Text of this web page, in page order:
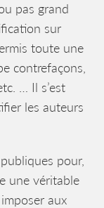
pas grand
sur
toute une
contrefaçons,
… Il s’est
les auteurs
pour,
une véritable
aux